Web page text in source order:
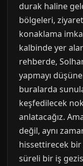
durak haline
bölgeleri,
konaklama
kalbinde yer
rehberde,
yapmayı
buralarda
keşfedilecek
anlatacağız.
değil, aynı
hissettirecek bir
süreli bir iş